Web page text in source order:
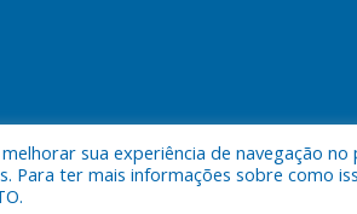
reservados a Prefeitura Municipal de
sua experiência de navegação
Para ter mais informações sobre como